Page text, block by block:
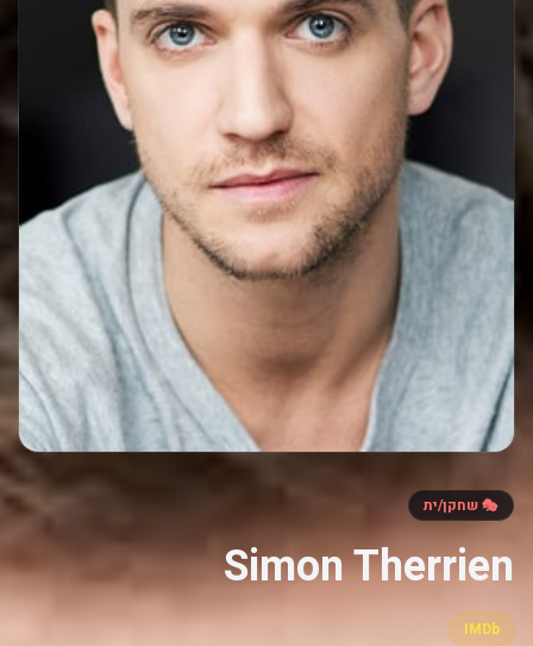
🎭 שחקן/ית
Simon Therrien
IMDb